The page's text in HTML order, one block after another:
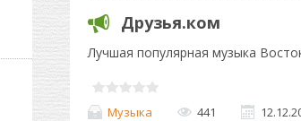
Друзья.ком
Лучшая популярная музыка
Музыка 441